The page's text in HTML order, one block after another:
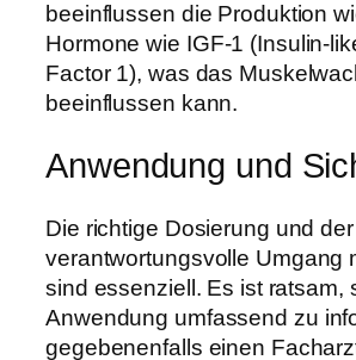
beeinflussen die Produktion
Hormone wie IGF-1 (Insulin-
Factor 1), was das
beeinflussen kann.
Anwendung und
Die richtige Dosierung und der
verantwortungsvolle Umgang
sind essenziell. Es ist ratsam,
Anwendung umfassend zu
gegebenenfalls einen